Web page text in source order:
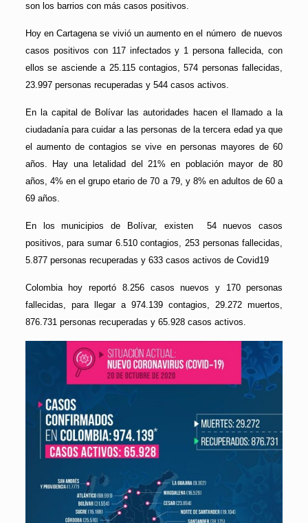
son los barrios con más casos positivos.
Hoy en Cartagena se vivió un aumento en el número de nuevos
casos positivos con 117 infectados y 1 persona fallecida, con
ellos se asciende a 25.115 contagios, 574 personas fallecidas,
23.997 personas recuperadas y 544 casos activos.
En la capital de Bolívar las autoridades hacen el llamado a la
ciudadanía para cuidar a las personas de la tercera edad ya que
el aumento de contagios se vive en personas mayores de 60
años. Hay una letalidad del 21% en población mayor de 80
años, 4% en el grupo etario de 70 a 79, y 8% en adultos de 60 a
69 años.
En los municipios de Bolívar, existen 54 nuevos casos
positivos, para sumar 6.510 contagios, 253 personas fallecidas,
5.877 personas recuperadas y 633 casos activos de Covid19
Colombia hoy reportó 8.256 casos nuevos y 170 personas
fallecidas, para llegar a 974.139 contagios, 29.272 muertos,
876.731 personas recuperadas y 65.928 casos activos.